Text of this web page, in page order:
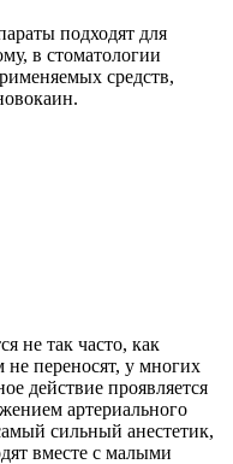
подходят для
в стоматологии
средств,
не так часто, как
переносят, у многих
действие проявляется
артериального
сильный анестетик,
вместе с малыми